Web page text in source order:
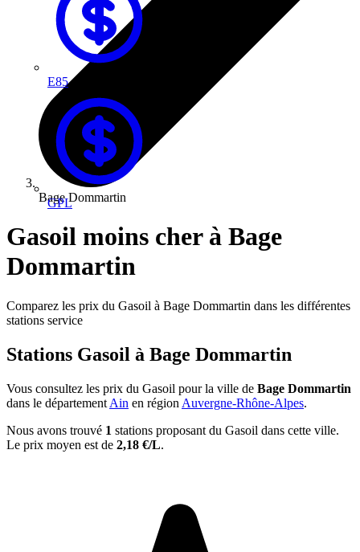
E85
GPL
Bage Dommartin
Gasoil moins cher à Bage
Dommartin
Comparez les prix du Gasoil à Bage Dommartin dans les différentes
stations service
Stations Gasoil à Bage Dommartin
Vous consultez les prix du Gasoil pour la ville de Bage Dommartin
dans le département Ain en région Auvergne-Rhône-Alpes.
Nous avons trouvé 1 stations proposant du Gasoil dans cette ville.
Le prix moyen est de 2,18 €/L.